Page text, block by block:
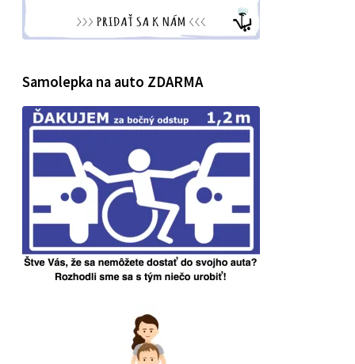
Samolepka na auto ZDARMA